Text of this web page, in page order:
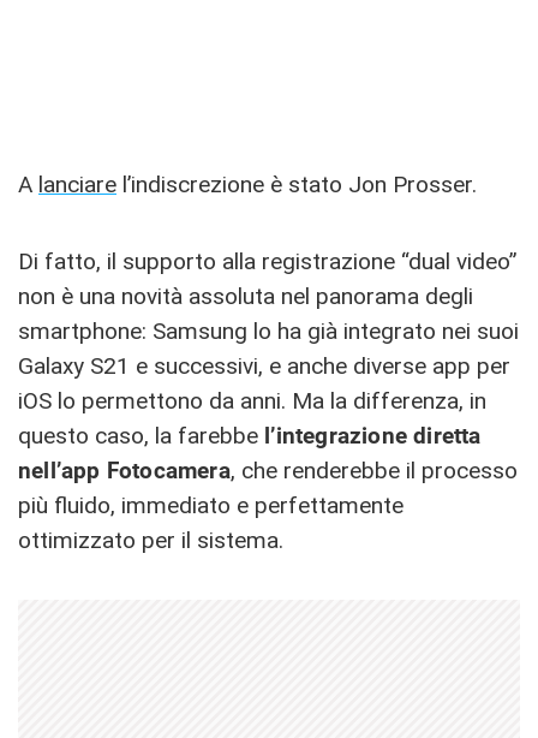
A lanciare l’indiscrezione è stato Jon Prosser.
Di fatto, il supporto alla registrazione “dual video”
non è una novità assoluta nel panorama degli
smartphone: Samsung lo ha già integrato nei suoi
Galaxy S21 e successivi, e anche diverse app per
iOS lo permettono da anni. Ma la differenza, in
questo caso, la farebbe l’integrazione diretta
nell’app Fotocamera, che renderebbe il processo
più fluido, immediato e perfettamente
ottimizzato per il sistema.